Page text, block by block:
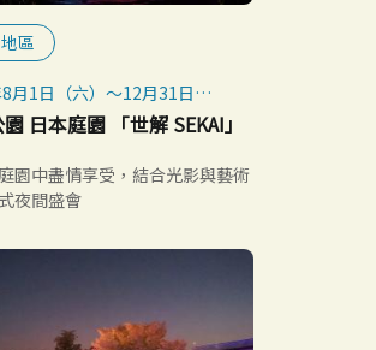
區
月1日（六）～12月31日
日本庭園 「世解 SEKAI」
園中盡情享受，結合光影與藝術
夜間盛會